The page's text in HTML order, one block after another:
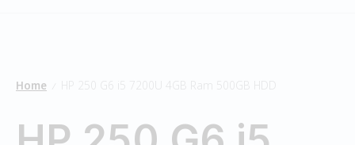
Home HP 250 G6 i5 7200U 4GB Ram 500GB HDD